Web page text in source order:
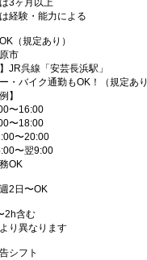
3ヶ月以上
経験・能力による
（規定あり）
市
JR呉線「安芸長浜駅」
・バイク通勤もOK！（規定あり
】
〜16:00
〜18:00
〜20:00
〜翌9:00
OK
2日〜OK
2h含む
り異なります
シフト